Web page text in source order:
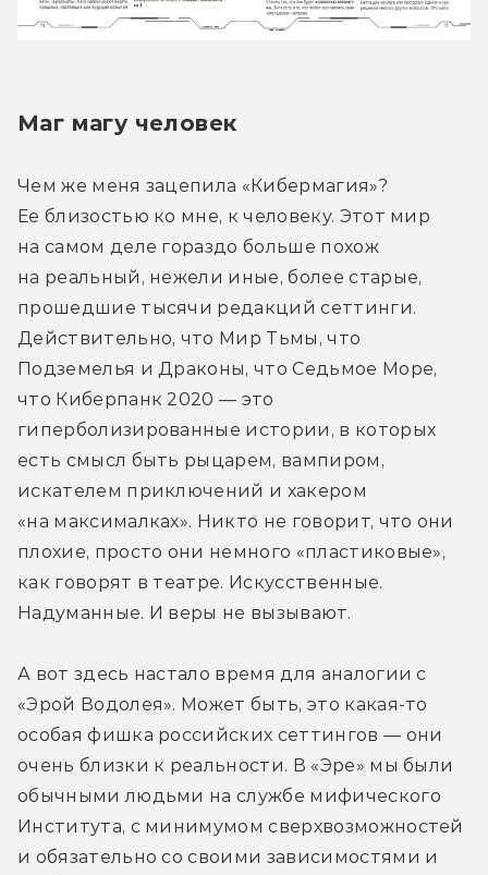
Маг магу человек
Чем же меня зацепила «Кибермагия»?
Ее близостью ко мне, к человеку. Этот мир
на самом деле гораздо больше похож
на реальный, нежели иные, более старые,
прошедшие тысячи редакций сеттинги.
Действительно, что Мир Тьмы, что
Подземелья и Драконы, что Седьмое Море,
что Киберпанк 2020 — это
гиперболизированные истории, в которых
есть смысл быть рыцарем, вампиром,
искателем приключений и хакером
«на максималках». Никто не говорит, что они
плохие, просто они немного «пластиковые»,
как говорят в театре. Искусственные.
Надуманные. И веры не вызывают.
А вот здесь настало время для аналогии с
«Эрой Водолея». Может быть, это какая-то
особая фишка российских сеттингов — они
очень близки к реальности. В «Эре» мы были
обычными людьми на службе мифического
Института, с минимумом сверхвозможностей
и обязательно со своими зависимостями и